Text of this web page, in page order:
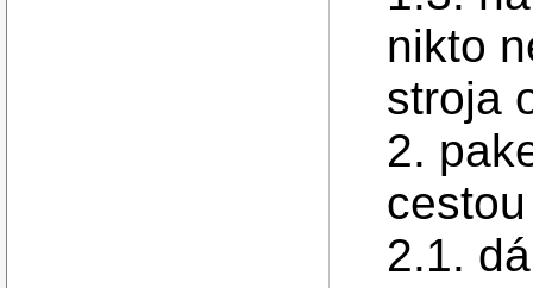
nikto
stroja
2.
2.1.